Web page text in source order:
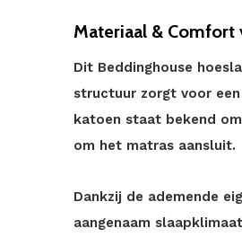
Materiaal & Comfort
Dit Beddinghouse
structuur zorgt voor
katoen staat bekend
om het matras aansluit.
Dankzij de ademende
aangenaam